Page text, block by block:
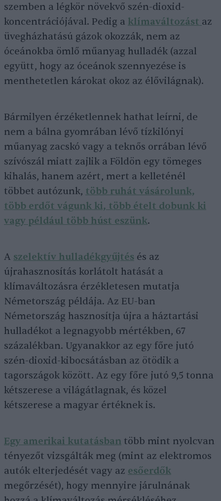
szemben a légkör növekvő szén-dioxid-
koncentrációjával. Pedig a klímaváltozást az
üvegházhatású gázok okozzák, nem az
óceánokba ömlő műanyag hulladék (azzal
együtt, hogy az óceánok szennyezése is
menthetetlen károkat okoz az élővilágnak).
Bármilyen érzéketlennek hathat leírni, de
nem a bálna gyomrában lévő tízkilónyi
műanyag zacskó vagy a teknős orrában lévő
szívószál miatt zajlik a Földön egy tömeges
kihalás, hanem azért, mert a kelleténél
többet autózunk, több ruhát vásárolunk,
több erdőt vágunk ki, több ételt dobunk ki
vagy például több húst eszünk.
A szelektív hulladékgyűjtés és az
újrahasznosítás korlátolt hatását a
klímaváltozásra érzékletesen mutatja
Németország példája. Az EU-ban
Németország hasznosítja újra a háztartási
hulladékot a legnagyobb mértékben, 67
százalékban. Ugyanakkor az egy főre jutó
szén-dioxid-kibocsátásban az ötödik a
tagországok között. Az egy főre jutó 9,5 tonna
kétszerese a világátlagnak, és közel
kétszerese a magyar értéknek is.
Egy amerikai kutatásban több mint nyolcvan
tényezőt vizsgálták meg (mint az elektromos
autók elterjedését vagy az esőerdők
megőrzését), hogy mennyire járulnának